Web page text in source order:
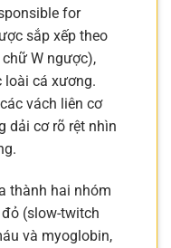
for
sắp xếp theo
W ngược),
loài cá xương.
vách liên cơ
dải cơ rõ rệt nhìn
thành hai nhóm
đỏ (slow-twitch
và myoglobin,